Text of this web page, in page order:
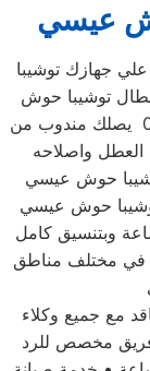
عيسي
جهازك توشيبا
توشيبا حوش
عيسي علي الخط الساخن 01220261030 يصلك مندوب من
واصلاحه
حوش عيسي
حوش عيسي
وبتنسيق كامل
في مختلف مناطق
مع جميع وكلاء
فريق مخصص للرد